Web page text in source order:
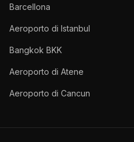
Barcellona
Aeroporto di Istanbul
Bangkok BKK
Aeroporto di Atene
Aeroporto di Cancun